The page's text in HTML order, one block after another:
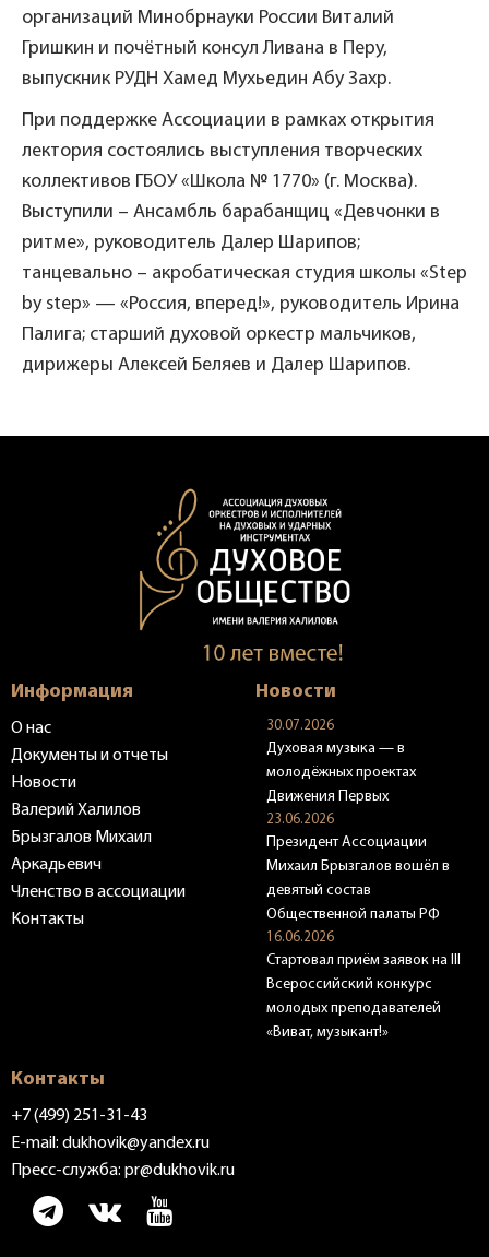
организаций Минобрнауки России Виталий
Гришкин и почётный консул Ливана в Перу,
выпускник РУДН Хамед Мухьедин Абу Захр.
При поддержке Ассоциации в рамках открытия
лектория состоялись выступления творческих
коллективов ГБОУ «Школа № 1770» (г. Москва).
Выступили – Ансамбль барабанщиц «Девчонки в
ритме», руководитель Далер Шарипов;
танцевально – акробатическая студия школы «Step
by step» — «Россия, вперед!», руководитель Ирина
Палига; старший духовой оркестр мальчиков,
дирижеры Алексей Беляев и Далер Шарипов.
Информация
О нас
Документы и отчеты
Новости
Валерий Халилов
Брызгалов Михаил
Аркадьевич
Членство в ассоциации
Контакты
Новости
30.07.2026
Духовая музыка — в
молодёжных проектах
Движения Первых
23.06.2026
Президент Ассоциации
Михаил Брызгалов вошёл в
девятый состав
Общественной палаты РФ
16.06.2026
Стартовал приём заявок на III
Всероссийский конкурс
молодых преподавателей
«Виват, музыкант!»
Контакты
+7 (499) 251-31-43
E-mail: dukhovik@yandex.ru
Пресс-служба: pr@dukhovik.ru